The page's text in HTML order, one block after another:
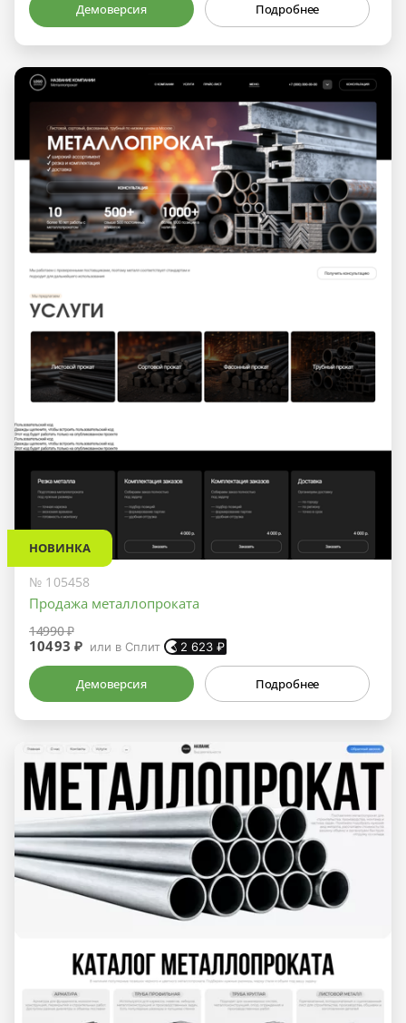
Демоверсия Подробнее
НОВИНКА
№ 105458
Продажа металлопроката
14990 ₽
10493 ₽ или в Сплит 2 623 ₽
Демоверсия Подробнее